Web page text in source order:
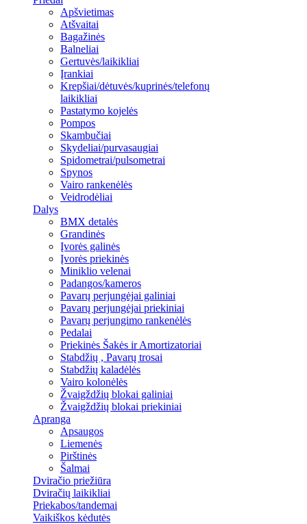
Apšvietimas
Atšvaitai
Bagažinės
Balneliai
Gertuvės/laikikliai
Įrankiai
Krepšiai/dėtuvės/kuprinės/telefonų
laikikliai
Pastatymo kojelės
Pompos
Skambučiai
Skydeliai/purvasaugiai
Spidometrai/pulsometrai
Spynos
Vairo rankenėlės
Veidrodėliai
Dalys
BMX detalės
Grandinės
Įvorės galinės
Įvorės priekinės
Miniklio velenai
Padangos/kameros
Pavarų perjungėjai galiniai
Pavarų perjungėjai priekiniai
Pavarų perjungimo rankenėlės
Pedalai
Priekinės Šakės ir Amortizatoriai
Stabdžių , Pavarų trosai
Stabdžių kaladėlės
Vairo kolonėlės
Žvaigždžių blokai galiniai
Žvaigždžių blokai priekiniai
Apranga
Apsaugos
Liemenės
Pirštinės
Šalmai
Dviračio priežiūra
Dviračių laikikliai
Priekabos/tandemai
Vaikiškos kėdutės